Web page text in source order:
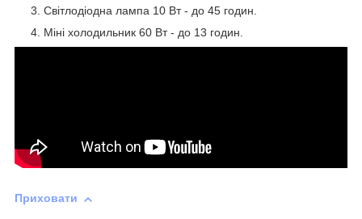
Світлодіодна лампа 10 Вт - до 45 годин.
Міні холодильник 60 Вт - до 13 годин.
Приховати